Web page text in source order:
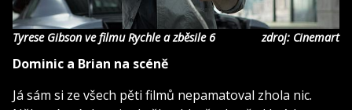
Tyrese Gibson ve filmu Rychle a zběsile 6 zdroj: Cinemart
Dominic a Brian na scéně
Já sám si ze všech pěti filmů nepamatoval zhola nic.